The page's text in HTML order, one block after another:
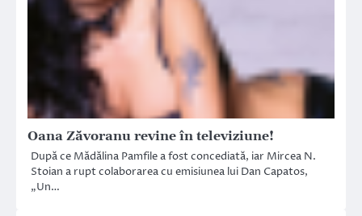
Oana Zăvoranu revine în televiziune!
După ce Mădălina Pamfile a fost concediată, iar Mircea N.
Stoian a rupt colaborarea cu emisiunea lui Dan Capatos,
„Un…